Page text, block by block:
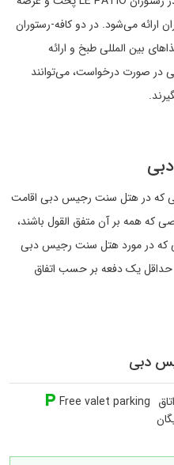
ارائه می‌شود. در دو کافه-رستوران
بین المللی طبخ و ارائه
در صورت درخواست، می‌توانند
که در هتل سنت رجیس دبی اقامت
که همه بر آن متفق القول باشند،
که در مورد هتل سنت رجیس دبی
یک دفعه بر حسب اتفاق
دبی
Free valet parking